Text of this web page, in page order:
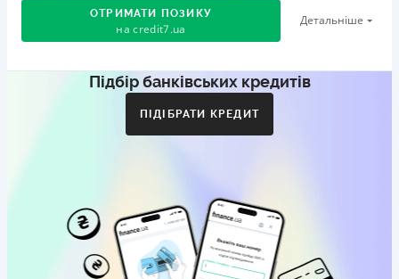
ОТРИМАТИ ПОЗИКУ
на credit7.ua
Детальніше
Акція: «Кешбек за друга»
Коли друг реєструється та отримує перший кредит
Бронзовий призер FinAwards 2026 «Найкраща програма
лояльності»
Перший займ
Підбір банківських кредитів
ПІДІБРАТИ КРЕДИТ